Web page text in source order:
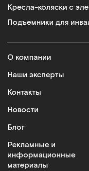
Кресла-коляски с
Подъемники для
О компании
Наши эксперты
Контакты
Новости
Блог
Рекламные и
информационные
материалы